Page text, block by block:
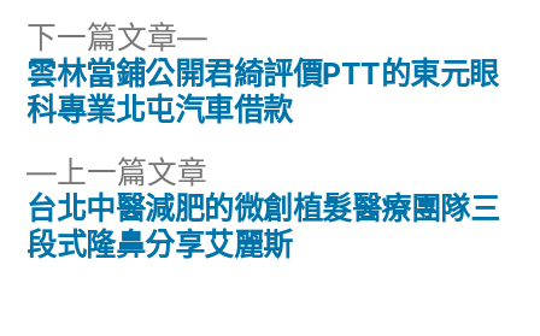
文
導
覽
上一篇文章
一
篇
台北中醫減肥的微創植髮醫療團隊三
段式隆鼻分享艾麗斯
下一篇文章
下
一
篇
雲林當鋪公開君綺評價PTT的東元眼
科專業北屯汽車借款